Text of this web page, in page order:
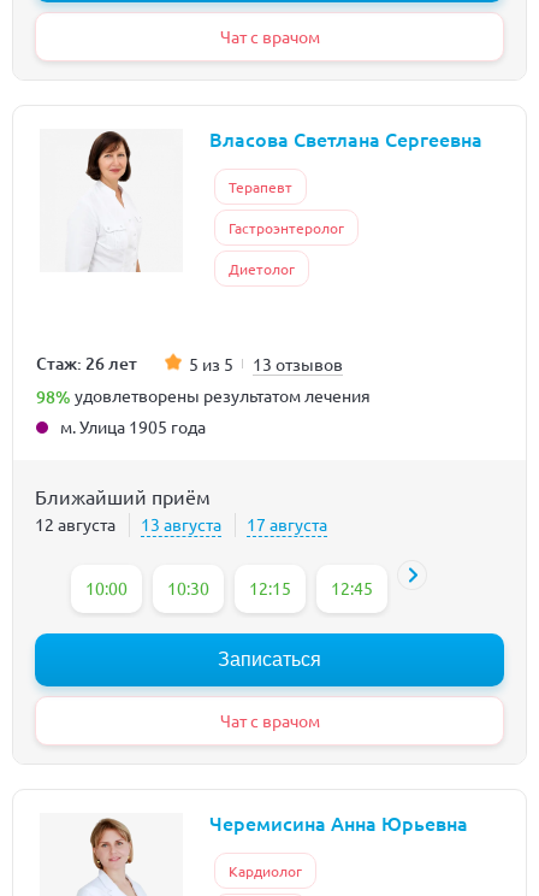
Чат с врачом
Власова Светлана Сергеевна
Терапевт
Гастроэнтеролог
Диетолог
Стаж: 26 лет 5 из 5 13 отзывов
98% удовлетворены результатом лечения
м. Улица 1905 года
Ближайший приём
12 августа 13 августа 17 августа
10:00 10:30 12:15 12:45 13:15
Записаться
Чат с врачом
Черемисина Анна Юрьевна
Кардиолог